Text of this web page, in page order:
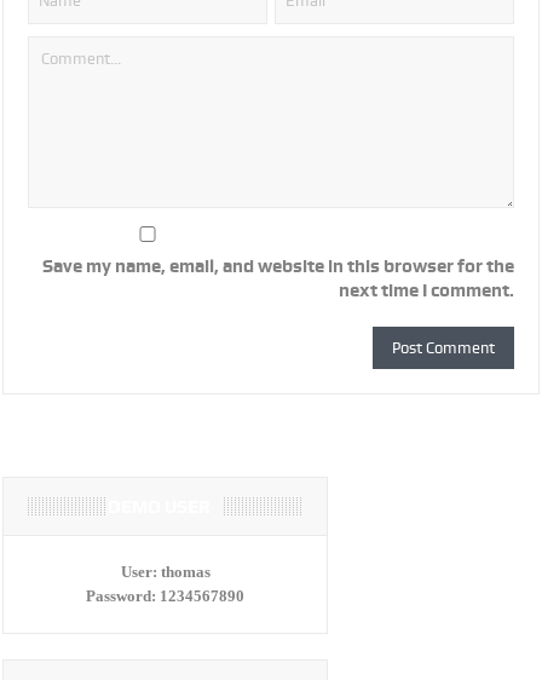
Save my name, email, and website in this browser for the
next time I comment.
User: thomas
Password: 1234567890